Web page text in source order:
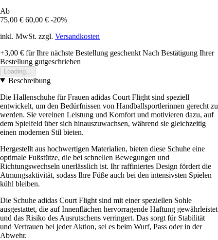
Ab
75,00 € 60,00 € -20%
inkl. MwSt. zzgl. Versandkosten
+3,00 € für Ihre nächste Bestellung geschenkt Nach Bestätigung Ihrer
Bestellung gutgeschrieben
Loading...
Beschreibung
Die Hallenschuhe für Frauen adidas Court Flight sind speziell
entwickelt, um den Bedürfnissen von Handballsportlerinnen gerecht zu
werden. Sie vereinen Leistung und Komfort und motivieren dazu, auf
dem Spielfeld über sich hinauszuwachsen, während sie gleichzeitig
einen modernen Stil bieten.
Hergestellt aus hochwertigen Materialien, bieten diese Schuhe eine
optimale Fußstütze, die bei schnellen Bewegungen und
Richtungswechseln unerlässlich ist. Ihr raffiniertes Design fördert die
Atmungsaktivität, sodass Ihre Füße auch bei den intensivsten Spielen
kühl bleiben.
Die Schuhe adidas Court Flight sind mit einer speziellen Sohle
ausgestattet, die auf Innenflächen hervorragende Haftung gewährleistet
und das Risiko des Ausrutschens verringert. Das sorgt für Stabilität
und Vertrauen bei jeder Aktion, sei es beim Wurf, Pass oder in der
Abwehr.